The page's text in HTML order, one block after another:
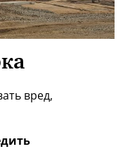
вред,